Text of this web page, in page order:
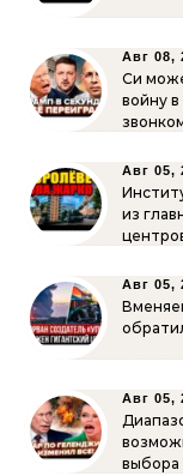
Авг 08,
Си
войну
Авг 05,
из
Авг 05,
Авг 05,
выбора